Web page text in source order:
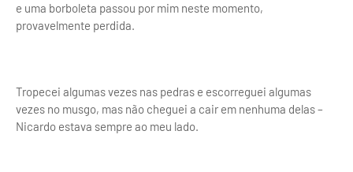
e uma borboleta passou por mim neste momento,
provavelmente perdida.
Tropecei algumas vezes nas pedras e escorreguei algumas
vezes no musgo, mas não cheguei a cair em nenhuma delas –
Nicardo estava sempre ao meu lado.